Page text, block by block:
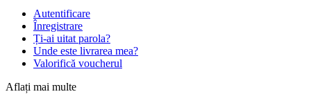
Autentificare
Înregistrare
Ți-ai uitat parola?
Unde este livrarea mea?
Valorifică voucherul
Aflați mai multe